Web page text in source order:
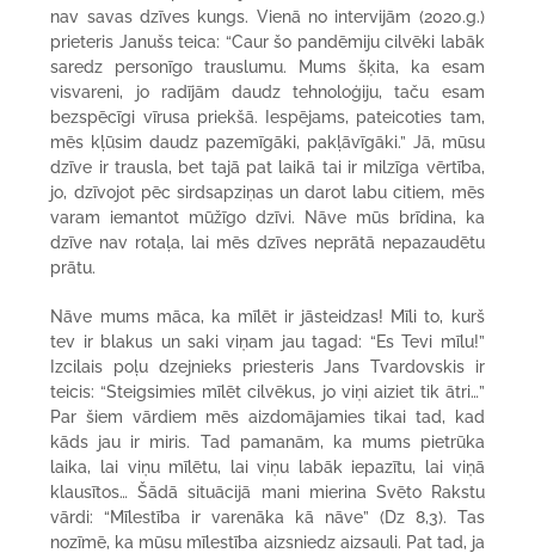
nav savas dzīves kungs. Vienā no intervijām (2020.g.)
prieteris Janušs teica: “Caur šo pandēmiju cilvēki labāk
saredz personīgo trauslumu. Mums šķita, ka esam
visvareni, jo radījām daudz tehnoloģiju, taču esam
bezspēcīgi vīrusa priekšā. Iespējams, pateicoties tam,
mēs kļūsim daudz pazemīgāki, pakļāvīgāki.” Jā, mūsu
dzīve ir trausla, bet tajā pat laikā tai ir milzīga vērtība,
jo, dzīvojot pēc sirdsapziņas un darot labu citiem, mēs
varam iemantot mūžīgo dzīvi. Nāve mūs brīdina, ka
dzīve nav rotaļa, lai mēs dzīves neprātā nepazaudētu
prātu.
Nāve mums māca, ka mīlēt ir jāsteidzas! Mīli to, kurš
tev ir blakus un saki viņam jau tagad: “Es Tevi mīlu!”
Izcilais poļu dzejnieks priesteris Jans Tvardovskis ir
teicis: “Steigsimies mīlēt cilvēkus, jo viņi aiziet tik ātri…”
Par šiem vārdiem mēs aizdomājamies tikai tad, kad
kāds jau ir miris. Tad pamanām, ka mums pietrūka
laika, lai viņu mīlētu, lai viņu labāk iepazītu, lai viņā
klausītos… Šādā situācijā mani mierina Svēto Rakstu
vārdi: “Mīlestība ir varenāka kā nāve” (Dz 8,3). Tas
nozīmē, ka mūsu mīlestība aizsniedz aizsauli. Pat tad, ja